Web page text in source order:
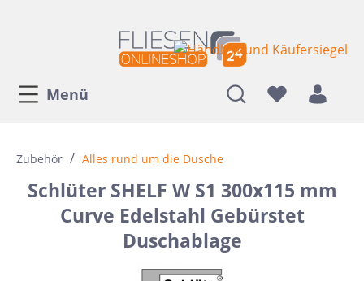
Menü
Zubehör / Alles rund um die Dusche
Schlüter SHELF W S1 300x115 mm
Curve Edelstahl Gebürstet
Duschablage